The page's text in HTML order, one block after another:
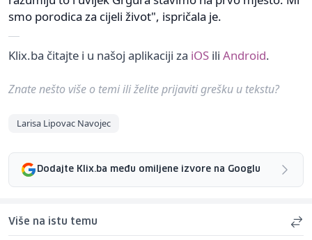
smo porodica za cijeli život", ispričala je.
Klix.ba čitajte i u našoj aplikaciji za iOS ili Android.
Znate nešto više o temi ili želite prijaviti grešku u tekstu?
Larisa Lipovac Navojec
Dodajte Klix.ba među omiljene izvore na Googlu
Više na istu temu